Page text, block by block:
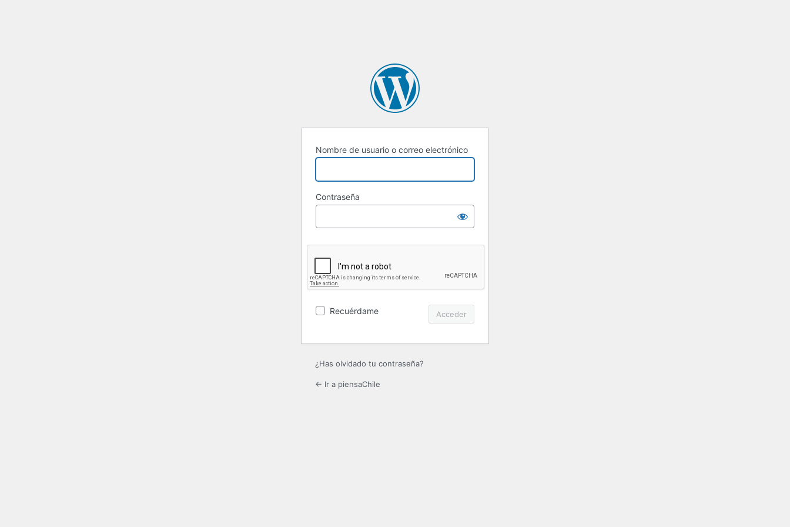
Nombre de usuario o correo electrónico
Contraseña
Recuérdame
¿Has olvidado tu contraseña?
← Ir a piensaChile